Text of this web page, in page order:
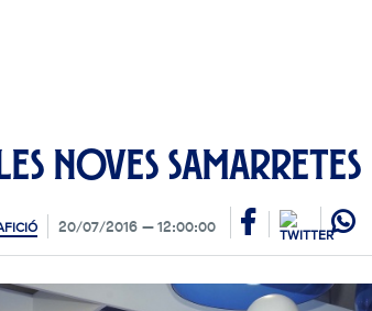
noves samarretes
20/07/2016 12:00:00